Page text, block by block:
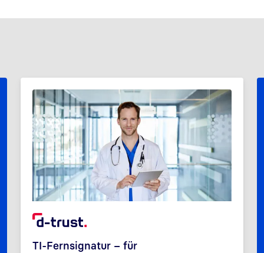
TI-Fernsignatur – für